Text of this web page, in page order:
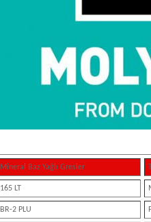
Mineral Baz Yağlı Gresler
165 LT
BR-2 PLU